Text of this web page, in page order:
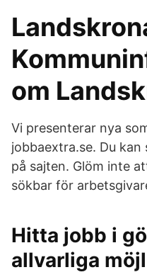
om
Vi presenterar nya
jobbaextra.se. Du
på sajten. Glöm inte
sökbar för
Hitta jobb i
allvarliga